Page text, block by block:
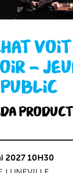
–
PUBLIC
2027 10H30